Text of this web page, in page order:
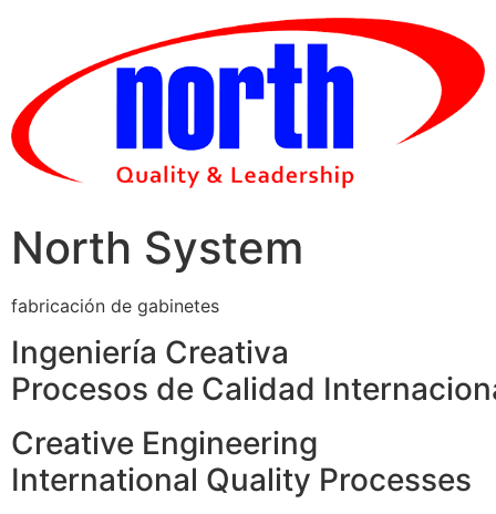
North System
fabricación de gabinetes
Ingeniería Creativa
Procesos de Calidad
Creative Engineering
International Quality Processes